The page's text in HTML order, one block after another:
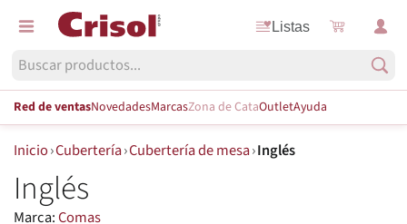
Listas
Red de ventasNovedadesMarcasZona de CataOutletAyuda
Inicio›Cubertería›Cubertería de mesa›Inglés
Inglés
Marca:Comas